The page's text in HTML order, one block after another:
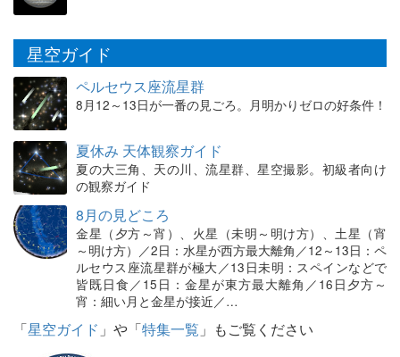
星空ガイド
ペルセウス座流星群
8月12～13日が一番の見ごろ。月明かりゼロの好条件！
夏休み 天体観察ガイド
夏の大三角、天の川、流星群、星空撮影。初級者向け
の観察ガイド
8月の見どころ
金星（夕方～宵）、火星（未明～明け方）、土星（宵
～明け方）／2日：水星が西方最大離角／12～13日：ペ
ルセウス座流星群が極大／13日未明：スペインなどで
皆既日食／15日：金星が東方最大離角／16日夕方～
宵：細い月と金星が接近／…
「星空ガイド 」や「特集一覧 」もご覧ください